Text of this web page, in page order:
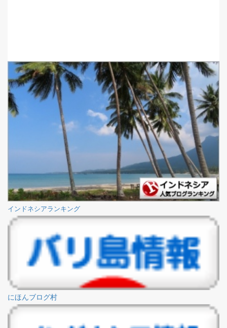
インドネシアランキング
にほんブログ村